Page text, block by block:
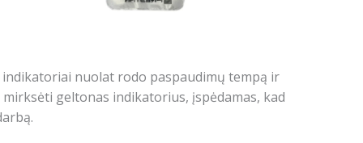
indikatoriai nuolat rodo paspaudimų tempą ir
mirksėti geltonas indikatorius, įspėdamas, kad